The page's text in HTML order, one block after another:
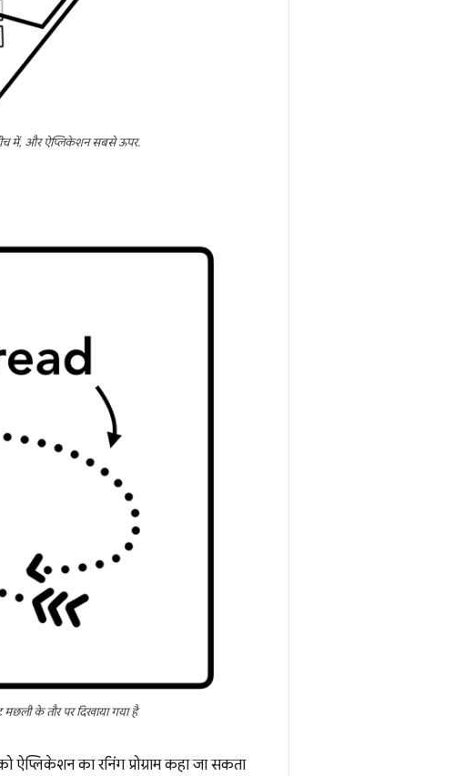
में, और ऐप्लिकेशन सबसे ऊपर.
मछली के तौर पर दिखाया गया है
ऐप्लिकेशन का रनिंग प्रोग्राम कहा जा सकता